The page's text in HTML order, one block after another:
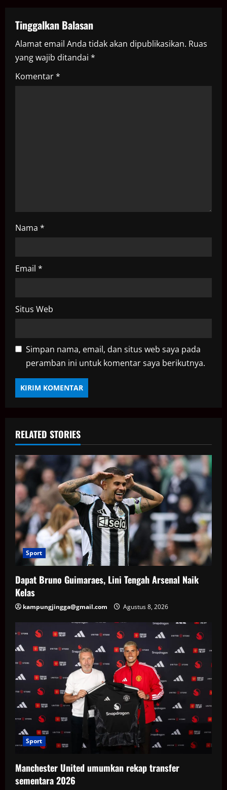
v
i
g
a
Tinggalkan Balasan
Alamat email Anda tidak akan dipublikasikan. Ruas
yang wajib ditandai *
Komentar*
Nama *
Email *
Situs Web
Simpan nama, email, dan situs web saya pada
peramban ini untuk komentar saya berikutnya.
RELATED STORIES
Sport
Dapat Bruno Guimaraes, Lini Tengah Arsenal Naik
Kelas
kampungjingga@gmail.com Agustus 8, 2026
Sport
Manchester United umumkan rekap transfer
sementara 2026